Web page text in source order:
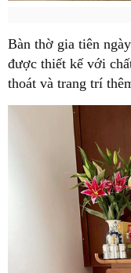
Bàn thờ gia tiên
được thiết kế với
thoát và trang trí